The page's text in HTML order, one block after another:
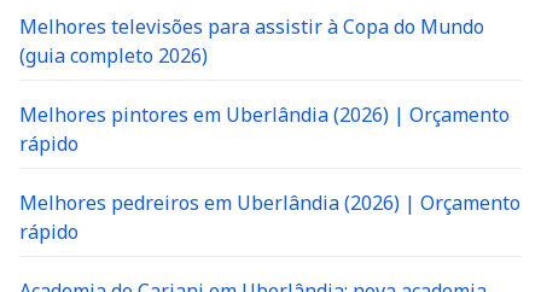
Melhores televisões para assistir à Copa do Mundo
(guia completo 2026)
Melhores pintores em Uberlândia (2026) | Orçamento
rápido
Melhores pedreiros em Uberlândia (2026) | Orçamento
rápido